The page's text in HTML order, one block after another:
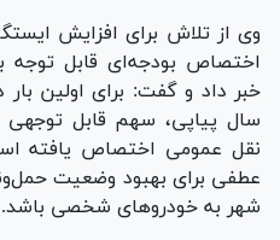
وی از تلاش برای افزایش
اختصاص بودجه‌ای قابل توجه
خبر داد و گفت: برای اولین بار
سال پیاپی، سهم قابل
نقل عمومی اختصاص یافته
عطفی برای بهبود وضعیت
شهر به خودرو‌های شخصی باشد.